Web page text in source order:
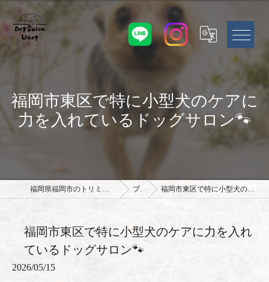
福岡市東区で特に小型犬のケアに
力を入れているドッグサロン🐾
福岡県福岡市のトリミングサロンならドッグサロン Udog ブログ 福岡市東区で特に小型犬のケアに力を入れているドッグサロン🐾
福岡市東区で特に小型犬のケアに力を入れ
ているドッグサロン🐾
2026/05/15